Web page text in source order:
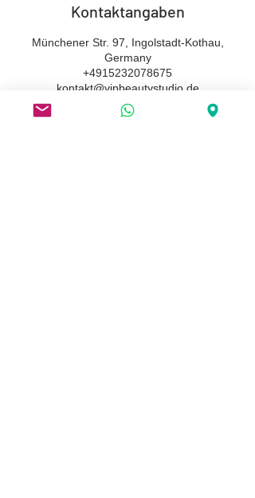
Kontaktangaben
Münchener Str. 97, Ingolstadt-Kothau,
Germany
+4915232078675
kontakt@vipbeautystudio.de